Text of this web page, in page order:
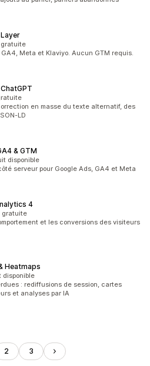
Meta et Klaviyo. Aucun GTM requis.
en masse du texte alternatif, des
LD
& GTM
disponible
serveur pour Google Ads, GA4 et Meta
4
gratuite
et les conversions des visiteurs
Heatmaps
disponible
: rediffusions de session, cartes
et analyses par IA
2 3